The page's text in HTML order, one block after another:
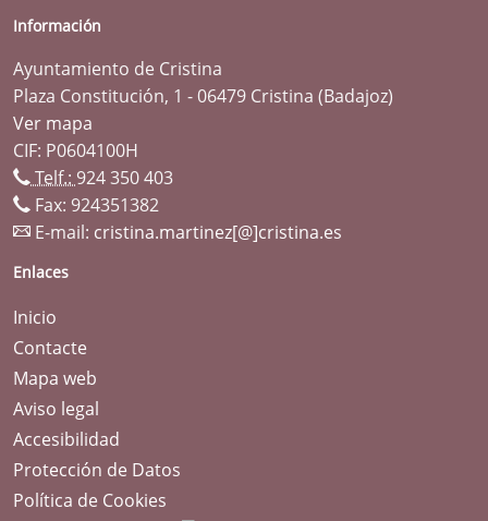
Información
Ayuntamiento de Cristina
Plaza Constitución, 1 - 06479 Cristina (Badajoz)
Ver mapa
CIF: P0604100H
Telf.: 924 350 403
Fax: 924351382
E-mail: cristina.martinez[@]cristina.es
Enlaces
Inicio
Contacte
Mapa web
Aviso legal
Accesibilidad
Protección de Datos
Política de Cookies